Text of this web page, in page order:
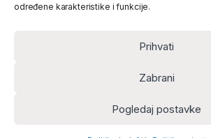
određene karakteristike i funkcije.
Prihvati
Zabrani
Pogledaj postavke